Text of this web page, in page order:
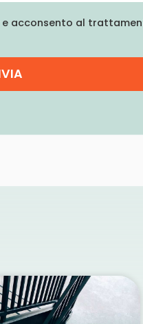
e acconsento al